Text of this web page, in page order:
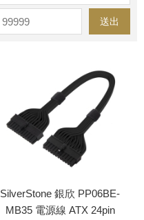
送出
SilverStone 銀欣 PP06BE-
MB35 電源線 ATX 24pin